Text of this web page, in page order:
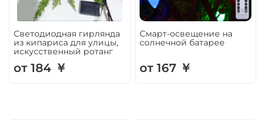
Светодиодная гирлянда
из кипариса для улицы,
искусственный ротанг
от 184 ￥
Смарт-освещение на
солнечной батарее
от 167 ￥